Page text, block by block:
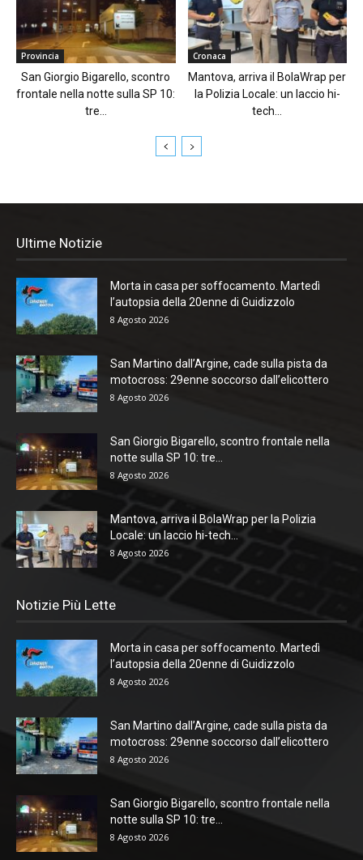
Provincia
San Giorgio Bigarello, scontro
frontale nella notte sulla SP 10:
tre...
Cronaca
Mantova, arriva il BolaWrap per
la Polizia Locale: un laccio hi-
tech...
Ultime Notizie
Morta in casa per soffocamento. Martedì
l’autopsia della 20enne di Guidizzolo
8 Agosto 2026
San Martino dall’Argine, cade sulla pista da
motocross: 29enne soccorso dall’elicottero
8 Agosto 2026
San Giorgio Bigarello, scontro frontale nella
notte sulla SP 10: tre...
8 Agosto 2026
Mantova, arriva il BolaWrap per la Polizia
Locale: un laccio hi-tech...
8 Agosto 2026
Notizie Più Lette
Morta in casa per soffocamento. Martedì
l’autopsia della 20enne di Guidizzolo
8 Agosto 2026
San Martino dall’Argine, cade sulla pista da
motocross: 29enne soccorso dall’elicottero
8 Agosto 2026
San Giorgio Bigarello, scontro frontale nella
notte sulla SP 10: tre...
8 Agosto 2026